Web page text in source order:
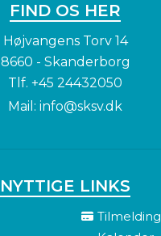
FIND OS HER
Højvangens Torv 14
8660 - Skanderborg
Tlf. +45 24432050
Mail: info@sksv.dk
NYTTIGE LINKS
Tilmelding